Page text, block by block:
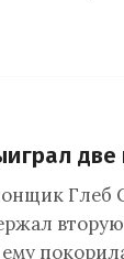
две
Глеб